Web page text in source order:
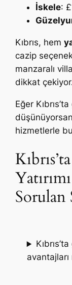
İskele:
Kıbrıs, hem
cazip
manzaralı
dikkat
Eğer
hizmetlerle
Sorulan